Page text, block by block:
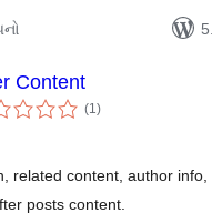
Content
(1કુલ
રેટિંગ્સ
)
related content, author
posts content.